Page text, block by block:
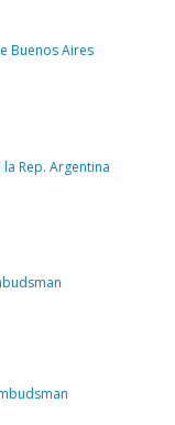
Buenos Aires
Rep. Argentina